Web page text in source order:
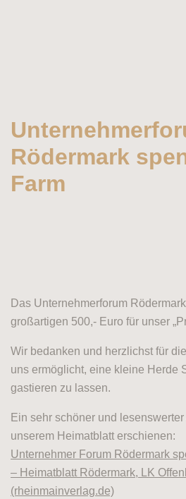
Rödermark
Farm
Das Unternehmerforum
großartigen 500,- Euro für unser
Wir bedanken und herzlichst für
uns ermöglicht, eine kleine Herde
gastieren zu lassen.
Ein sehr schöner und
unserem Heimatblatt erschienen:
Unternehmer Forum Rödermark
– Heimatblatt Rödermark, LK
(rheinmainverlag.de)